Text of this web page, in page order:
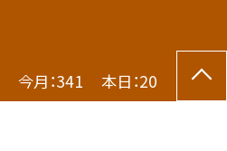
今月：341 本日：20